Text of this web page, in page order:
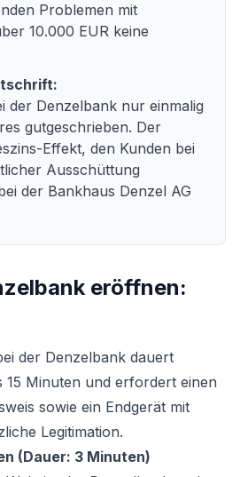
Problemen mit
10.000 EUR keine
der Denzelbank nur einmalig
gutgeschrieben. Der
Effekt, den Kunden bei
Ausschüttung
der Bankhaus Denzel AG
eröffnen:
der Denzelbank dauert
15 Minuten und erfordert einen
sowie ein Endgerät mit
Legitimation.
(Dauer: 3 Minuten)